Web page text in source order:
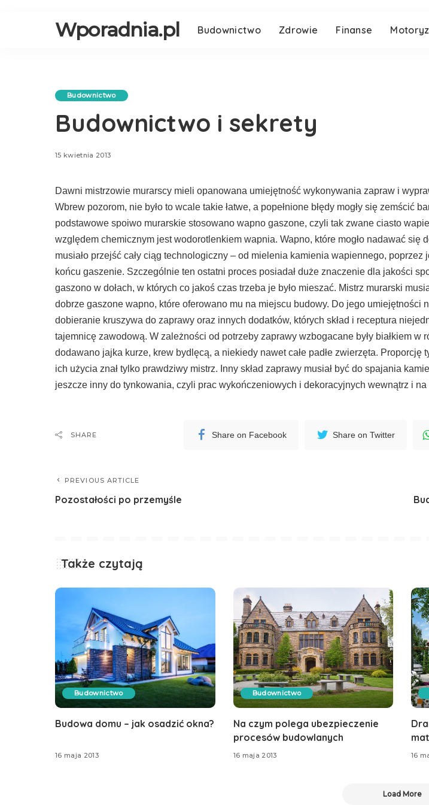
Wporadnia.pl Budownictwo Zdrowie Finanse
Budownictwo
Budownictwo i sekrety
15 kwietnia 2013
Dawni mistrzowie murarscy mieli opanowana umiejętność wykonywania zapraw i
Wbrew pozorom, nie było to wcale takie łatwe, a popełnione błędy mogły się zemścić
podstawowe spoiwo murarskie stosowano wapno gaszone, czyli tak zwane ciasto
względem chemicznym jest wodorotlenkiem wapnia. Wapno, które mogło nadawać się
musiało przejść cały ciąg technologiczny – od mielenia kamienia wapiennego, poprzez
końcu gaszenie. Szczególnie ten ostatni proces posiadał duże znaczenie dla jakości
gaszono w dołach, w których co jakoś czas trzeba je było mieszać. Mistrz murarski
dobrze gaszone wapno, które oferowano mu na miejscu budowy. Do jego umiejętności
dobieranie kruszywa do zaprawy oraz innych dodatków, których skład i receptura
tajemnicę zawodową. W zależności od potrzeby zaprawy wzbogacane były białkiem w
dodawano jajka kurze, krew bydlęcą, a niekiedy nawet całe padłe zwierzęta. Proporcję
ich użycia znał tylko prawdziwy mistrz. Inny skład zaprawy musiał być do spajania
jeszcze inny do tynkowania, czyli prac wykończeniowych i dekoracyjnych wewnątrz i na
SHARE Share on Facebook Share on Twitter
PREVIOUS ARTICLE
Pozostałości po przemyśle
Także czytają
Budownictwo
Budowa domu – jak osadzić okna?
16 maja 2013
Budownictwo
Na czym polega ubezpieczenie
procesów budowlanych
16 maja 2013 16
Load More